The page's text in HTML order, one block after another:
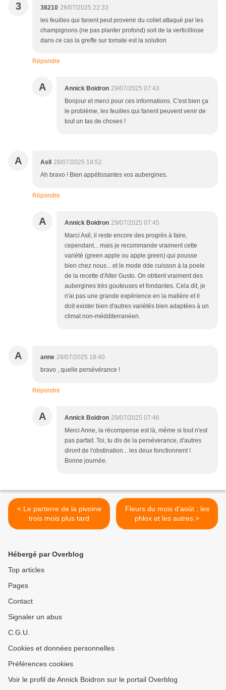
3 38210 28/07/2025 22:33
les feuilles qui fanent peut provenir du collet attaqué par les
champignons (ne pas planter profond) soit de la verticilliose
dans ce cas la greffe sur tomate est la solution
Répondre
A Annick Boidron 29/07/2025 07:43
Bonjour et merci pour ces informations. C'est bien ça
le problème, les feuilles qui fanent peuvent venir de
tout un tas de choses !
A Asll
28/07/2025 18:52
Ah bravo ! Bien appétissantes vos aubergines.
Répondre
A Annick Boidron 29/07/2025 07:45
Marci Asil, il reste encore des progrès à faire,
cependant... mais je recommande vraiment cette
variété (green apple ou apple green) qui pousse
bien chez nous... et le mode dde cuisson à la poele
de la recette d'Alter Gusto. On obtient vraiment des
aubergines très gouteuses et fondantes. Cela dit, je
n'ai pas une grande expérience en la matière et il
doit exister bien d'autres variétés bien adaptées à un
climat non-médditerranéen.
A anne 28/07/2025 18:40
bravo , quelle persévérance !
Répondre
A Annick Boidron 29/07/2025 07:46
Merci Anne, la récompense est là, même si tout n'est
pas parfait. Toi, tu dis de la perséverance, d'autres
diront de l'obstination... les deux fonctionnent !
Bonne journée.
< Le parterre de la pivoine
trois mois plus tard
Fleurs du mois d'août : les
phlox et les autres >
Hébergé par Overblog
Top articles
Pages
Contact
Signaler un abus
C.G.U.
Cookies et données personnelles
Préférences cookies
Voir le profil de Annick Boidron sur le portail Overblog